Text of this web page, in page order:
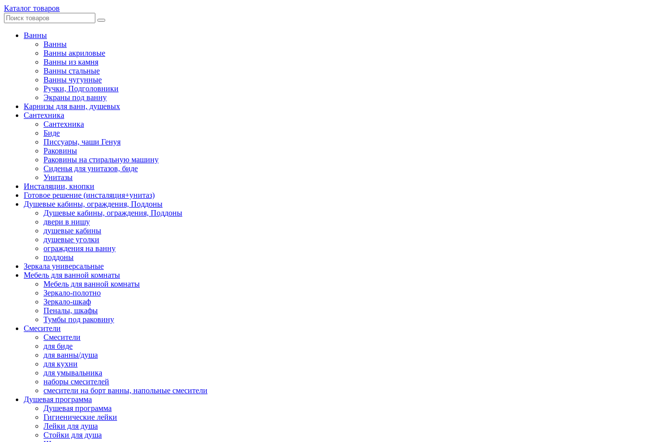
Каталог товаров
Ванны
Ванны
Ванны акриловые
Ванны из камня
Ванны стальные
Ванны чугунные
Ручки, Подголовники
Экраны под ванну
Карнизы для ванн, душевых
Сантехника
Сантехника
Биде
Писсуары, чаши Генуя
Раковины
Раковины на стиральную машину
Сиденья для унитазов, биде
Унитазы
Инсталяции, кнопки
Готовое решение (инсталяция+унитаз)
Душевые кабины, ограждения, Поддоны
Душевые кабины, ограждения, Поддоны
двери в нишу
душевые кабины
душевые уголки
ограждения на ванну
поддоны
Зеркала универсальные
Мебель для ванной комнаты
Мебель для ванной комнаты
Зеркало-полотно
Зеркало-шкаф
Пеналы, шкафы
Тумбы под раковину
Смесители
Смесители
для биде
для ванны/душа
для кухни
для умывальника
наборы смесителей
смесители на борт ванны, напольные смесители
Душевая программа
Душевая программа
Гигиенические лейки
Лейки для душа
Стойки для душа